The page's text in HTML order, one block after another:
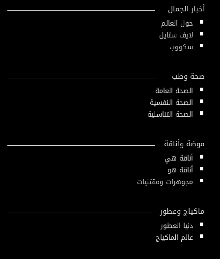
أخبار الجمال
حول العالم
لايف ستايل
سكووب
صحة وطب
الصحة العامة
الصحة النفسية
الصحة التناسلية
موضة وأناقة
أناقة هي
أناقة هو
مجوهرات ومقتنيات
ماكياج وعطور
دنيا العطور
عالم الماكياج